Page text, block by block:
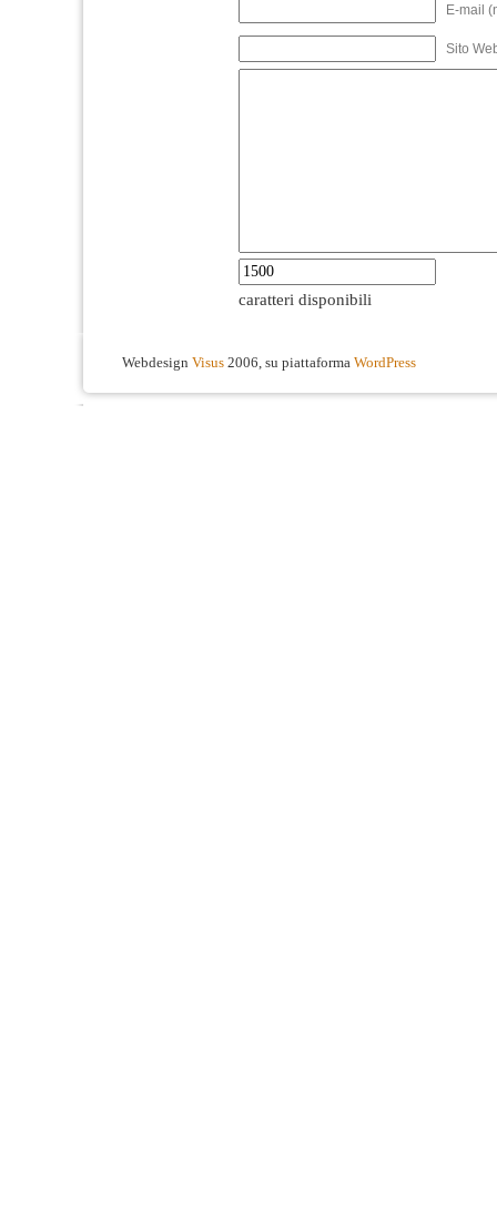
E-mail
Sito
caratteri disponibili
Webdesign Visus 2006, su piattaforma WordPress